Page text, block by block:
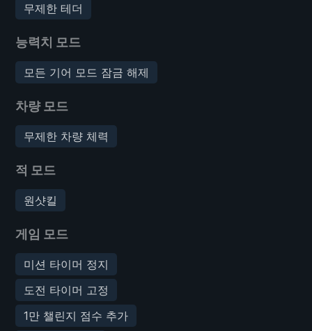
무제한 테더
능력치 모드
모든 기어 모드 잠금 해제
차량 모드
무제한 차량 체력
적 모드
원샷킬
게임 모드
미션 타이머 정지
도전 타이머 고정
1만 챌린지 점수 추가